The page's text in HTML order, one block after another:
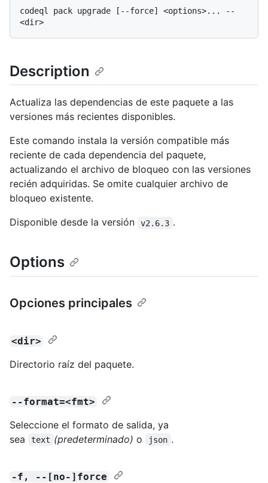
codeql pack upgrade [--force] <options>... --
Description
Actualiza las dependencias de este paquete a las
versiones más recientes disponibles.
Este comando instala la versión compatible más
reciente de cada dependencia del paquete,
actualizando el archivo de bloqueo con las versiones
recién adquiridas. Se omite cualquier archivo de
bloqueo existente.
Disponible desde la versión
v2.6.3 .
Options
Opciones principales
<dir>
Directorio raíz del paquete.
--format=<fmt>
Seleccione el formato de salida, ya
sea
text (predeterminado) o json .
-f, --[no-]force